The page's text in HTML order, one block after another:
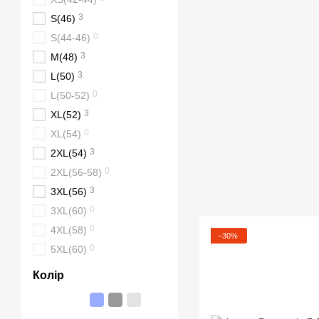
−30%
S(46) 3
S(44-46) 0
M(48) 3
L(50) 3
L(50-52) 0
XL(52) 3
XL(54) 0
2XL(54) 3
2XL(56-58) 0
3XL(56) 3
3XL(60) 0
4XL(58) 0
5XL(60) 0
Колір